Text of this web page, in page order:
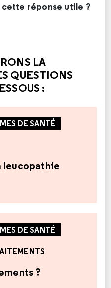
réponse utile ?
LA
QUESTIONS
:
DE SANTÉ
leucopathie
DE SANTÉ
?